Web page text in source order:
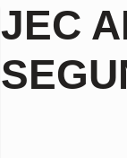
JEC